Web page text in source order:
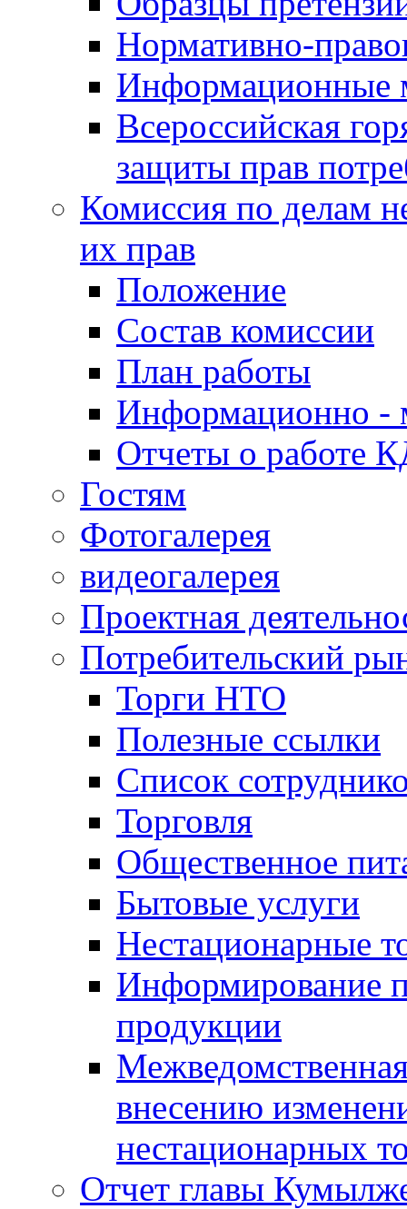
Нормативно-
Информационные
Всероссийская
защиты прав
Комиссия по делам
их прав
Положение
Состав комиссии
План работы
Информационно -
Отчеты о работе
Гостям
Фотогалерея
видеогалерея
Проектная
Потребительский
Торги НТО
Полезные ссылки
Список
Торговля
Общественное
Бытовые услуги
Нестационарные
Информирование
продукции
внесению
нестационарных
Отчет главы